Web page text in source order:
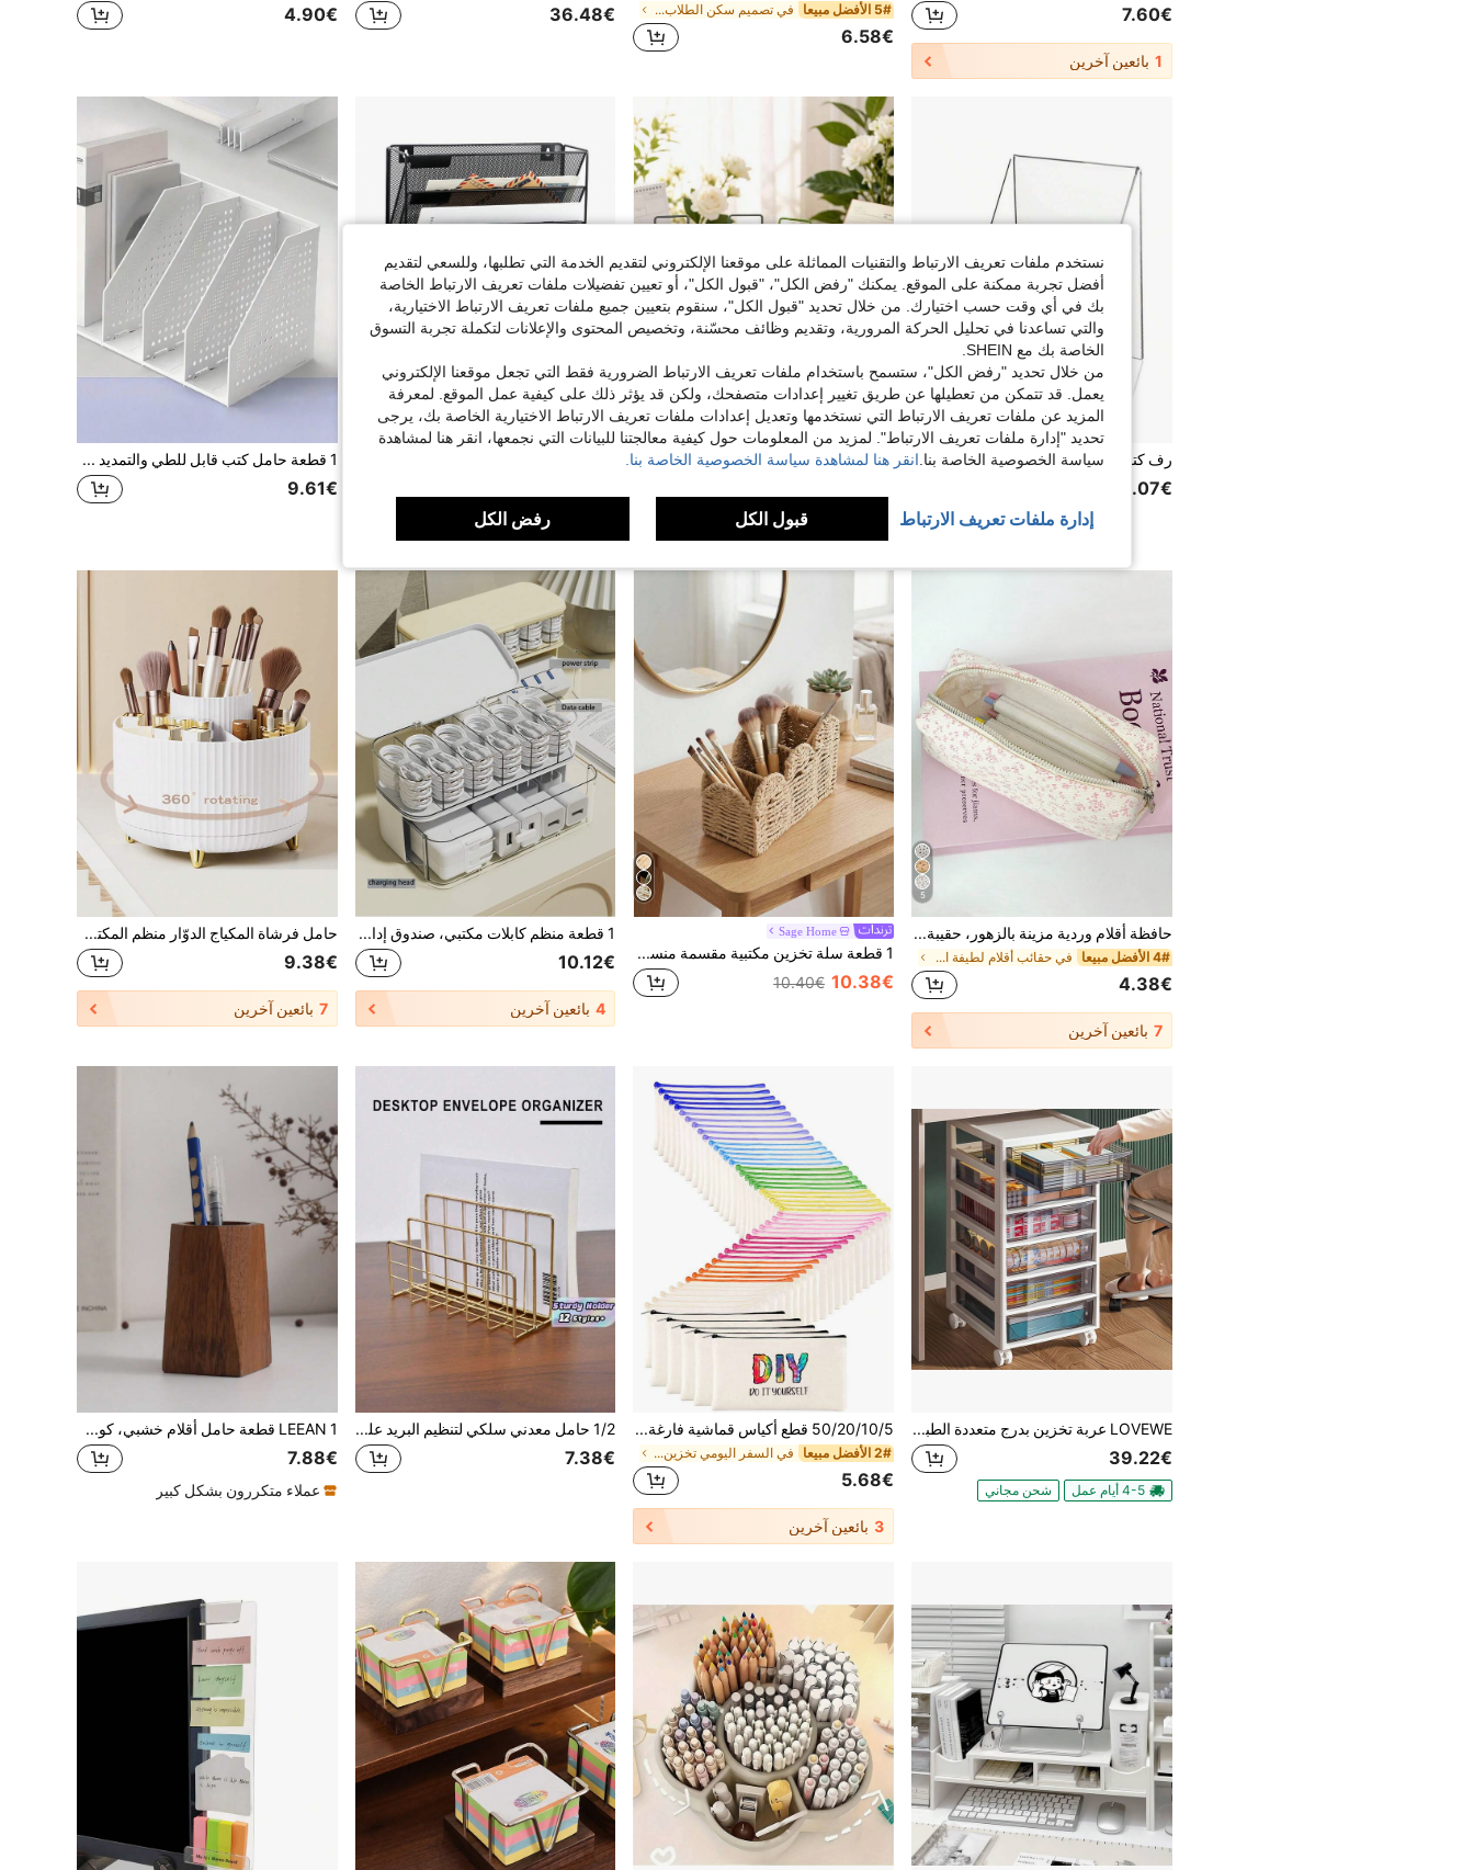
7.60€
1 بائعين آخرين
5# الأفضل مبيعا في تصميم سكن الطلاب تخزين المكتب المنزلي
6.58€
36.48€
4.90€
رف كتب أكريليك، رف عرض شفاف، منظم مائل للمكتب، حامل منتج، حامل كتب للمكتب
5.07€
حامل كتب للقراءة للطلاب وأطفال المدرسة الابتدائية، حامل مشبك كتب للمكتب، رف دعم كتب بسيط 1 قطعة حامل كتب قابل للطي والتمديد ذو 3 أو 4 أقسام، رف تخزين مكتبي قابل للتعديل، حامل ملفات معدني أسود لطلاب المنزل والمدرسة، وحدة رفوف مكتبية موفرة للمساحة قابلة للتكديس
9.61€
5
حافظة أقلام وردية مزينة بالزهور، حقيبة قرطاسية من القماش لطيفة للبنات، حقيبة تخزين مكتبية جمالية مع سحاب، لوازم العودة إلى المدرسة للطلاب، منظم مستحضرات التجميل والمكياج
4# الأفضل مبيعا في حقائب أقلام لطيفة القلم ، قلم رصاص وعلامة الحال
4.38€
7 بائعين آخرين
Sage Home
1 قطعة سلة تخزين مكتبية مقسمة منسوجة يدويًا، منظم بوهيمي من الخيزران قابل لإعادة الاستخدام للتحكم عن بعد والقرطاسية ومستحضرات التجميل والوجبات الخفيفة والمفاتيح، حامل أقلام متعدد الاستخدامات لديكور طاولة القهوة والمكتب وحاوية للأغراض المتنوعة، سلة هدية مثالية للعطلات لديكور المنزل والأثاث
10.38€
10.40€
1 قطعة منظم كابلات مكتبي، صندوق إدارة الكابلات باللون الأبيض/الكريمي - محطة شحن، منظم شريط الطاقة المكتبي، يدعم المقابس الذكية، مركز الشحن اللاسلكي، مناسب للهواتف الذكية/الأجهزة اللوحية/الأجهزة الإلكترونية
10.12€
4 بائعين آخرين
حامل فرشاة المكياج الدوّار منظم المكتب ذو الحجرات لأقلام الحواجب والأظلال والأحمر شفاه والمشط ومستحضرات التجميل، كوب أقلام المكتب، عيد الميلاد، منظم مستحضرات التجميل، منظم، الحمام، منظم مستحضرات التجميل، منظم مستحضرات التجميل، عطر، منظم العطر، منظم مستحضرات التجميل، منضدة مكياج، منظم الصندوق، منظم الغسول، عرض الحقيبة، رف التخزين، رفوف أكريليك، منظم الحقيبة، لعطلة الشاطئ، مجموعة الحمام، مجموعة غرفة النوم، سعة كبيرة
9.38€
7 بائعين آخرين
LOVEWE عربة تخزين بدرج متعددة الطبقات من 5 أو 6 طبقات من البلاستيك البولي بروبلين مع مجلدات ملفات - بعجلات قابلة للفك، مثالية لتنظيم المستندات ولوازم المكتب
39.22€
4-5 أيام عمل شحن مجاني
50/20/10/5 قطع أكياس قماشية فارغة لأقلام الرصاص مع سحابات ملونة، أكياس قرطاسية، أكياس مكياج، مجموعة أكياس تخزين، أكياس قماشية فارغة للتطريز والرسم والطباعة الرقمية والطباعة بالتسامي، أكياس سحابات للمستلزمات المدرسية، أكياس رسم إبداعية للحفلات، أكياس هدايا لأعياد الميلاد والعطلات والذكرى السنوية وعيد الأم وعيد المعلم وعيد الشكر والكريسماس ورأس السنة، أكياس هدايا لحفلات الفريق الصغيرة، أكياس تخزين هدايا قابلة لإعادة الاستخدام، أكياس توزيع الحلوى، أكياس تخزين خفيفة الوزن للسفر، أكياس تخزين للأغراض الشخصية والمتنوعة
2# الأفضل مبيعا في السفر اليومي تخزين المكتب المنزلي
5.68€
3 بائعين آخرين
1/2 حامل معدني سلكي لتنظيم البريد على المكتب، حامل قوي للرسائل والكتب والبطاقات البريدية والكتيبات والمستندات ولوازم المكتب، رف تخزين للمكتب
7.38€
LEEAN 1 قطعة حامل أقلام خشبي، كوب أقلام من الجوز، إكسسوارات مكتبية. تخزين وتنظيم الأقلام، كوب أقلام مزدوج الاستخدام للمواد الفنية، حامل تخزين فرش المكياج، منظم مكتب بسيط عتيق للمكتب والمدرسة والمنزل
7.88€
عملاء متكررون بشكل كبير
نستخدم ملفات تعريف الارتباط والتقنيات المماثلة على موقعنا الإلكتروني لتقديم الخدمة التي تطلبها، وللسعي لتقديم
أفضل تجربة ممكنة على الموقع. يمكنك "رفض الكل"، "قبول الكل"، أو تعيين تفضيلات ملفات تعريف الارتباط الخاصة
بك في أي وقت حسب اختيارك. من خلال تحديد "قبول الكل"، سنقوم بتعيين جميع ملفات تعريف الارتباط الاختيارية،
والتي تساعدنا في تحليل الحركة المرورية، وتقديم وظائف محسّنة، وتخصيص المحتوى والإعلانات لتكملة تجربة التسوق
الخاصة بك مع SHEIN.
من خلال تحديد "رفض الكل"، ستسمح باستخدام ملفات تعريف الارتباط الضرورية فقط التي تجعل موقعنا الإلكتروني
يعمل. قد تتمكن من تعطيلها عن طريق تغيير إعدادات متصفحك، ولكن قد يؤثر ذلك على كيفية عمل الموقع. لمعرفة
المزيد عن ملفات تعريف الارتباط التي نستخدمها وتعديل إعدادات ملفات تعريف الارتباط الاختيارية الخاصة بك، يرجى
تحديد "إدارة ملفات تعريف الارتباط". لمزيد من المعلومات حول كيفية معالجتنا للبيانات التي نجمعها، انقر هنا لمشاهدة
سياسة الخصوصية الخاصة بنا. انقر هنا لمشاهدة سياسة الخصوصية الخاصة بنا.
إدارة ملفات تعريف الارتباط قبول الكل رفض الكل